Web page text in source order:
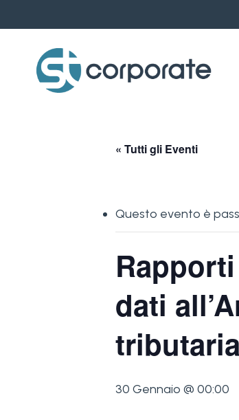
to
content
« Tutti gli Eventi
Questo evento è
dati
tributaria
30 Gennaio @ 00:00